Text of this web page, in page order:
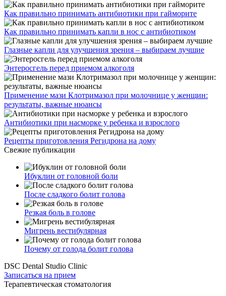
Как правильно принимать антибиотики при гайморите
Как правильно принимать капли в нос с антибиотиком
Глазные капли для улучшения зрения – выбираем лучшие
Энтеросгель перед приемом алкоголя
Применение мази Клотримазол при молочнице у женщин:
результаты, важные нюансы
Антибиотики при насморке у ребенка и взрослого
Рецепты приготовления Регидрона на дому
Свежие публикации
Ибуклин от головной боли
После сладкого болит голова
Резкая боль в голове
Мигрень вестибулярная
Почему от голода болит голова
DSC Dental Studio Clinic
Записаться на прием
Терапевтическая стоматология